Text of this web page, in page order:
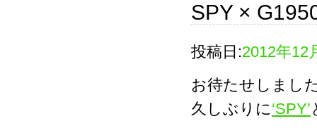
SPY ×
投稿日:2012年12
お待たせしまし
久しぶりに‘SPY’